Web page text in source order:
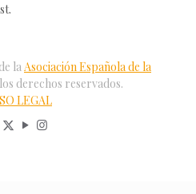
laAsociación Española de la
derechos reservados.
LEGAL